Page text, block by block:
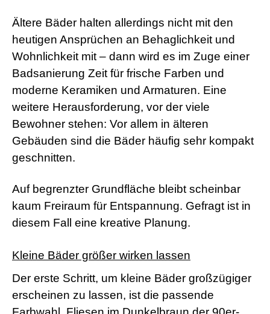
Ältere Bäder halten allerdings nicht mit den
heutigen Ansprüchen an Behaglichkeit und
Wohnlichkeit mit – dann wird es im Zuge einer
Badsanierung Zeit für frische Farben und
moderne Keramiken und Armaturen. Eine
weitere Herausforderung, vor der viele
Bewohner stehen: Vor allem in älteren
Gebäuden sind die Bäder häufig sehr kompakt
geschnitten.
Auf begrenzter Grundfläche bleibt scheinbar
kaum Freiraum für Entspannung. Gefragt ist in
diesem Fall eine kreative Planung.
Kleine Bäder größer wirken lassen
Der erste Schritt, um kleine Bäder großzügiger
erscheinen zu lassen, ist die passende